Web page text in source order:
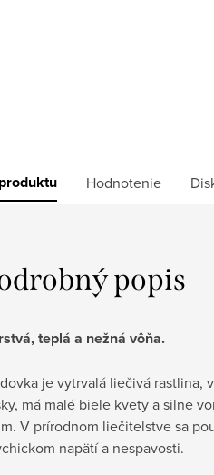
Hodnotenie
popis
teplá a nežná vôňa.
je vytrvalá liečivá rastlina,
má malé biele kvety a silne
V prírodnom liečitelstve sa
napätí a nespavosti.